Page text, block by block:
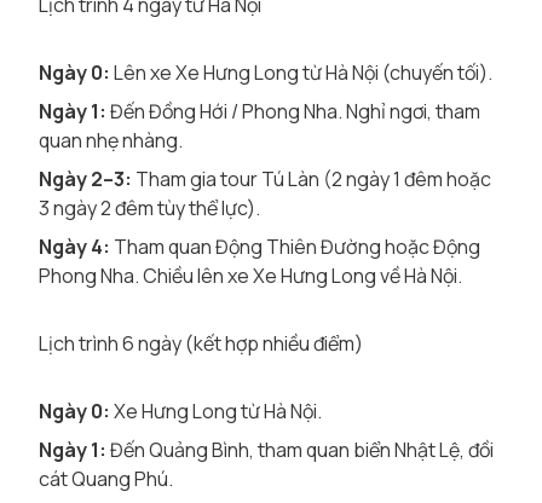
Ngày 0: Lên xe Xe Hưng Long từ Hà Nội (chuyến tối).
Ngày 1: Đến Đồng Hới / Phong Nha. Nghỉ ngơi, tham
quan nhẹ nhàng.
Ngày 2–3: Tham gia tour Tú Làn (2 ngày 1 đêm hoặc
3 ngày 2 đêm tùy thể lực).
Ngày 4: Tham quan Động Thiên Đường hoặc Động
Phong Nha. Chiều lên xe Xe Hưng Long về Hà Nội.
Lịch trình 6 ngày (kết hợp nhiều điểm)
Ngày 0: Xe Hưng Long từ Hà Nội.
Ngày 1: Đến Quảng Bình, tham quan biển Nhật Lệ, đồi
cát Quang Phú.